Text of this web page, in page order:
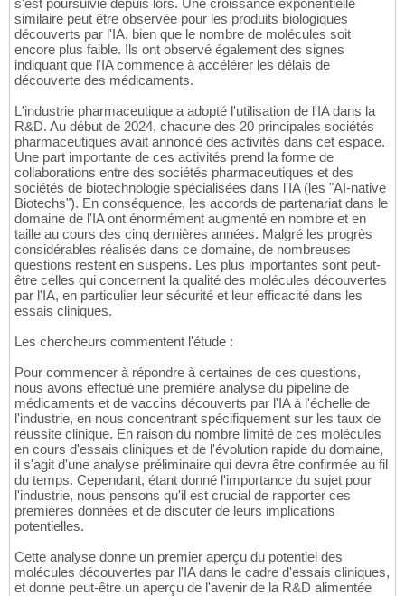
s'est poursuivie depuis lors. Une croissance exponentielle
similaire peut être observée pour les produits biologiques
découverts par l'IA, bien que le nombre de molécules soit
encore plus faible. Ils ont observé également des signes
indiquant que l'IA commence à accélérer les délais de
découverte des médicaments.
L'industrie pharmaceutique a adopté l'utilisation de l'IA dans la
R&D. Au début de 2024, chacune des 20 principales sociétés
pharmaceutiques avait annoncé des activités dans cet espace.
Une part importante de ces activités prend la forme de
collaborations entre des sociétés pharmaceutiques et des
sociétés de biotechnologie spécialisées dans l'IA (les "AI-native
Biotechs"). En conséquence, les accords de partenariat dans le
domaine de l'IA ont énormément augmenté en nombre et en
taille au cours des cinq dernières années. Malgré les progrès
considérables réalisés dans ce domaine, de nombreuses
questions restent en suspens. Les plus importantes sont peut-
être celles qui concernent la qualité des molécules découvertes
par l'IA, en particulier leur sécurité et leur efficacité dans les
essais cliniques.
Les chercheurs commentent l'étude :
Pour commencer à répondre à certaines de ces questions,
nous avons effectué une première analyse du pipeline de
médicaments et de vaccins découverts par l'IA à l'échelle de
l'industrie, en nous concentrant spécifiquement sur les taux de
réussite clinique. En raison du nombre limité de ces molécules
en cours d'essais cliniques et de l'évolution rapide du domaine,
il s'agit d'une analyse préliminaire qui devra être confirmée au fil
du temps. Cependant, étant donné l'importance du sujet pour
l'industrie, nous pensons qu'il est crucial de rapporter ces
premières données et de discuter de leurs implications
potentielles.
Cette analyse donne un premier aperçu du potentiel des
molécules découvertes par l'IA dans le cadre d'essais cliniques,
et donne peut-être un aperçu de l'avenir de la R&D alimentée